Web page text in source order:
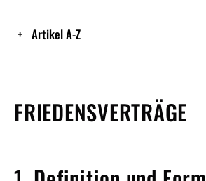
Artikel A-Z
FRIEDENSVERTRÄGE